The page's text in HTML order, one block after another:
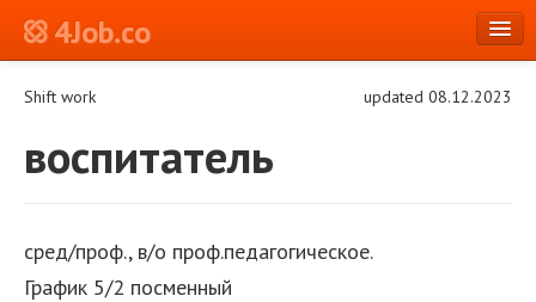
4Job.co
Shift work updated 08.12.2023
воспитатель
сред/проф., в/о проф.педагогическое.
График 5/2 посменный